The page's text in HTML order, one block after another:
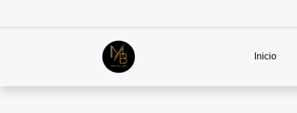
Inicio